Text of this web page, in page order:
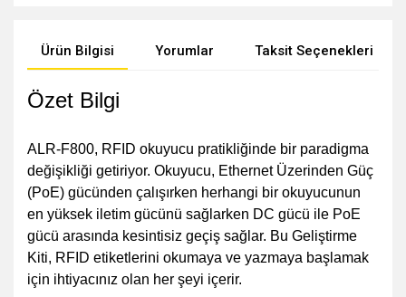
Ürün Bilgisi Yorumlar Taksit Seçenekleri
Özet Bilgi
ALR-F800, RFID okuyucu pratikliğinde bir paradigma
değişikliği getiriyor. Okuyucu, Ethernet Üzerinden Güç
(PoE) gücünden çalışırken herhangi bir okuyucunun
en yüksek iletim gücünü sağlarken DC gücü ile PoE
gücü arasında kesintisiz geçiş sağlar. Bu Geliştirme
Kiti, RFID etiketlerini okumaya ve yazmaya başlamak
için ihtiyacınız olan her şeyi içerir.